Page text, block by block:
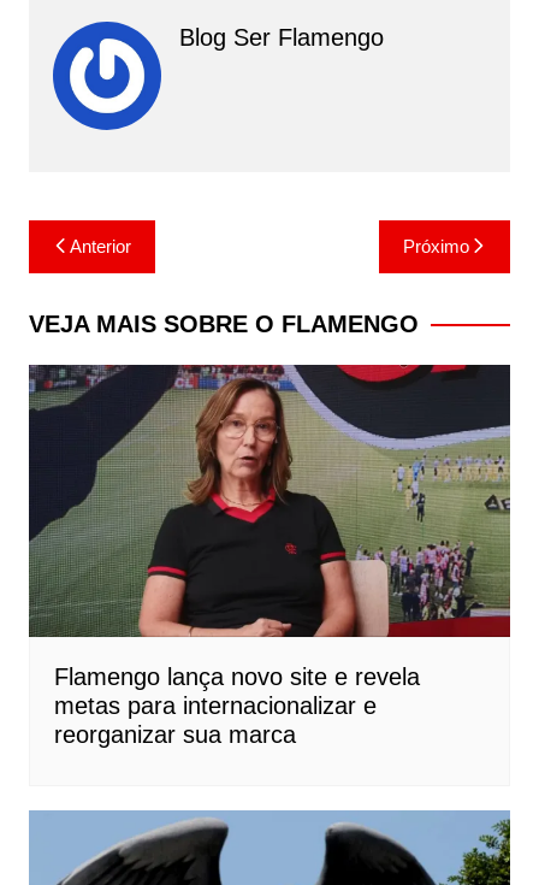
Blog Ser Flamengo
Navegação
de
Post
Anterior Próximo
VEJA MAIS SOBRE O FLAMENGO
Flamengo lança novo site e revela
metas para internacionalizar e
reorganizar sua marca